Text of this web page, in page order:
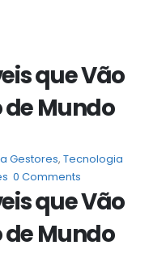
que Vão
Mundo
Gestores, Tecnologia
0 Comments
que Vão
Mundo